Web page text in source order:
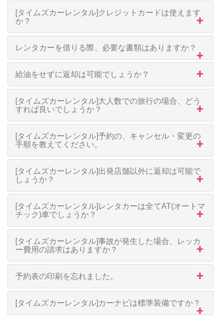
[タイムズカーレンタル]クレジットカードは使えます
か？
レンタカーを借りる際、必要な書類はありますか？
給油をせずに返却は可能でしょうか？
[タイムズカーレンタル]大人数での旅行の場合、どう
すれば良いでしょうか？
[タイムズカーレンタル]予約の、キャンセル・変更の
手順を教えてください。
[タイムズカーレンタル]出発店舗以外に返却は可能で
しょうか？
[タイムズカーレンタル]レンタカーは全てAT(オートマ
チック)車でしょうか？
[タイムズカーレンタル]事故が発生した場合、レッカ
ー費用の請求はありますか？
予約表の印刷を忘れました。
[タイムズカーレンタル]カーナビは標準装備ですか？